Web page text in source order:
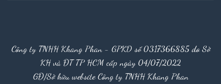
Công ty TNHH Khang Phan - GPKD số 0317366885 do Sở
KH và ĐT TP HCM cấp ngày 04/07/2022
GĐ/Sở hữu website Công ty TNHH Khang Phan